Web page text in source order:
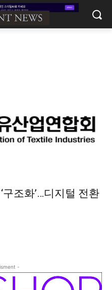
구조화’…디지털 전환
-